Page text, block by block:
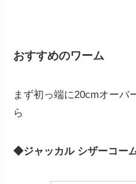
おすすめのワーム
まず初っ端に20cmオーバ
ら
◆ジャッカル シザーコー